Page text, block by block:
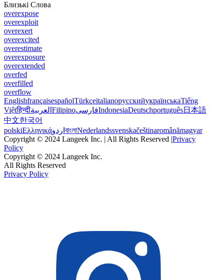
Близькі Слова
overexpose
overexploit
overexert
overexcited
overestimate
overexposure
overextended
overfed
overfilled
overflow
EnglishfrançaisespañolTürkçeitalianoрусскийукраїнськаTiếng
Việtहिन्दीالعربية FilipinoفارسیIndonesiaDeutschportuguês日本語
中文한국어
polskiΕλληνικάاردو বাংলাNederlandssvenskačeštinaromânămagyar
Copyright © 2024 Langeek Inc. | All Rights Reserved |Privacy
Policy
Copyright © 2024 Langeek Inc.
All Rights Reserved
Privacy Policy